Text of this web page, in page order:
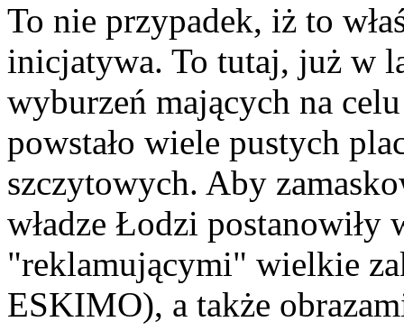
To nie przypadek, iż to
inicjatywa. To tutaj, już w
wyburzeń mających na
powstało wiele pustych
szczytowych. Aby
władze Łodzi postanowiły
"reklamującymi" wielkie
ESKIMO), a także